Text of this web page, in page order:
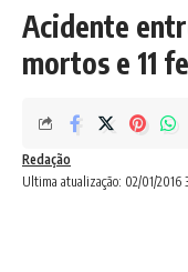
Acidente
mortos e 11
Ultima atualização: 02/01/2016
Redação